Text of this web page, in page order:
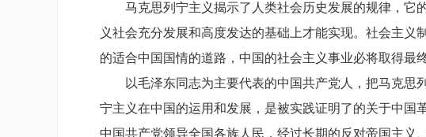
马克思列宁主义揭示了人类社会历史发展的规律，它
义社会充分发展和高度发达的基础上才能实现。社会主
的适合中国国情的道路，中国的社会主义事业必将取得最
以毛泽东同志为主要代表的中国共产党人，把马克思列
宁主义在中国的运用和发展，是被实践证明了的关于中国
中国共产党领导全国各族人民，经过长期的反对帝国主